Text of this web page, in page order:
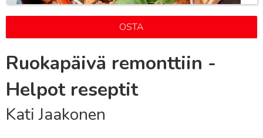
OSTA
Ruokapäivä remonttiin -
Helpot reseptit
Kati Jaakonen